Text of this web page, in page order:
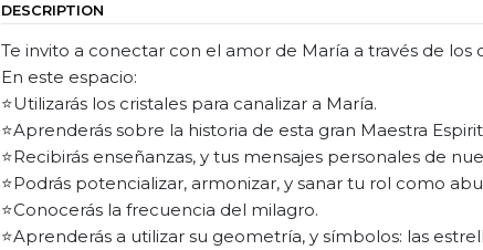
DESCRIPTION
Te invito a conectar con el amor de María a través de los
En este espacio:
⭐Utilizarás los cristales para canalizar a María.
⭐Aprenderás sobre la historia de esta gran Maestra
⭐Recibirás enseñanzas, y tus mensajes personales de
⭐Podrás potencializar, armonizar, y sanar tu rol como
⭐Conocerás la frecuencia del milagro.
⭐Aprenderás a utilizar su geometría, y símbolos: las